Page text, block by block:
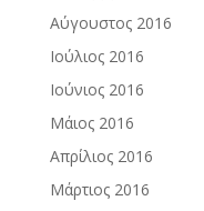
Αύγουστος 2016
Ιούλιος 2016
Ιούνιος 2016
Μάιος 2016
Απρίλιος 2016
Μάρτιος 2016